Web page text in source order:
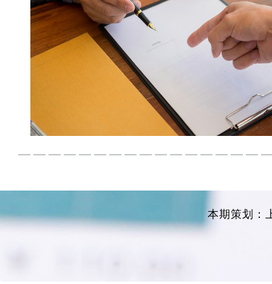
本期策划